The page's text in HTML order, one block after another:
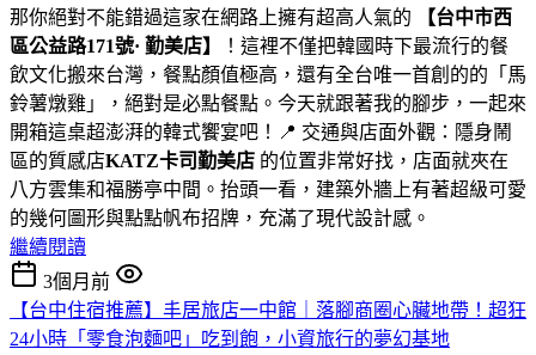
那你絕對不能錯過這家在網路上擁有超高人氣的
【台中市西
區公益路171號· 勤美店】
！這裡不僅把韓國時下最流行的餐
飲文化搬來台灣，餐點顏值極高，還有全台唯一首創的的「馬
鈴薯燉雞」，絕對是必點餐點。今天就跟著我的腳步，一起來
開箱這桌超澎湃的韓式饗宴吧！📍 交通與店面外觀：隱身鬧
區的質感店KATZ卡司勤美店 的位置非常好找，店面就夾在
八方雲集和福勝亭中間。抬頭一看，建築外牆上有著超級可愛
的幾何圖形與點點帆布招牌，充滿了現代設計感。
繼續閱讀
3個月前
【台中住宿推薦】丰居旅店一中館｜落腳商圈心臟地帶！超狂
24小時「零食泡麵吧」吃到飽，小資旅行的夢幻基地